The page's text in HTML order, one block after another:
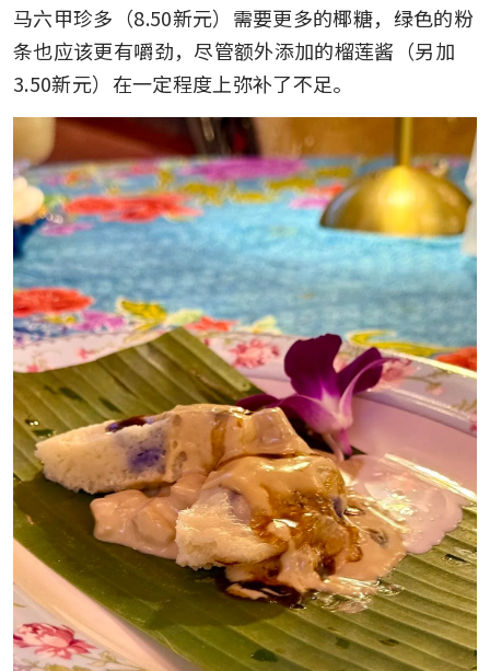
马六甲珍多（8.50新元）需要更多的椰糖，绿色的粉
条也应该更有嚼劲，尽管额外添加的榴莲酱（另加
3.50新元）在一定程度上弥补了不足。